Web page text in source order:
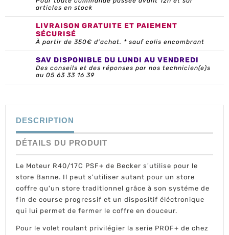
articles en stock
LIVRAISON GRATUITE ET PAIEMENT
SÉCURISÉ
À partir de 350€ d’achat. * sauf colis encombrant
SAV DISPONIBLE DU LUNDI AU VENDREDI
Des conseils et des réponses par nos technicien(e)s
au 05 63 33 16 39
DESCRIPTION
DÉTAILS DU PRODUIT
Le Moteur R40/17C PSF+ de Becker s'utilise pour le
store Banne. Il peut s'utiliser autant pour un store
coffre qu'un store traditionnel grâce à son systéme de
fin de course progressif et un dispositif éléctronique
qui lui permet de fermer le coffre en douceur.
Pour le volet roulant privilégier la serie PROF+ de chez